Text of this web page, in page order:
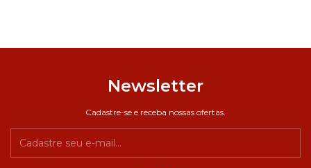
Newsletter
Cadastre-se e receba nossas ofertas.